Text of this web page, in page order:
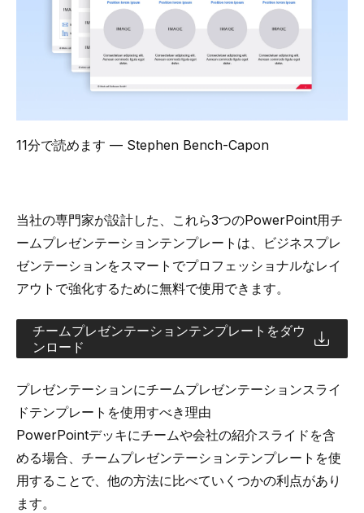
11分で読めます — Stephen Bench-Capon
当社の専門家が設計した、これら3つのPowerPoint用チ
ームプレゼンテーションテンプレートは、ビジネスプレ
ゼンテーションをスマートでプロフェッショナルなレイ
アウトで強化するために無料で使用できます。
チームプレゼンテーションテンプレートをダウ
ンロード
プレゼンテーションにチームプレゼンテーションスライ
ドテンプレートを使用すべき理由
PowerPointデッキにチームや会社の紹介スライドを含
める場合、チームプレゼンテーションテンプレートを使
用することで、他の方法に比べていくつかの利点があり
ます。